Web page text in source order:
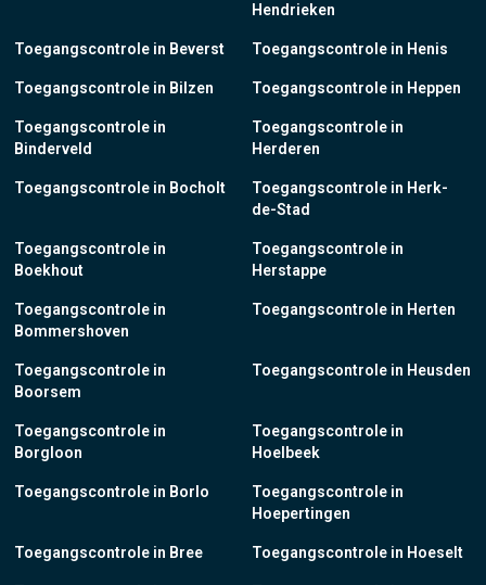
Toegangscontrole in Beverst
Toegangscontrole in Bilzen
Toegangscontrole in
Binderveld
Toegangscontrole in Bocholt
Toegangscontrole in
Boekhout
Toegangscontrole in
Bommershoven
Toegangscontrole in
Boorsem
Toegangscontrole in
Borgloon
Toegangscontrole in Borlo
Toegangscontrole in Bree
Hendrieken
Toegangscontrole in Henis
Toegangscontrole in Heppen
Toegangscontrole in
Herderen
Toegangscontrole in Herk-
de-Stad
Toegangscontrole in
Herstappe
Toegangscontrole in Herten
Toegangscontrole in Heusden
Toegangscontrole in
Hoelbeek
Toegangscontrole in
Hoepertingen
Toegangscontrole in Hoeselt